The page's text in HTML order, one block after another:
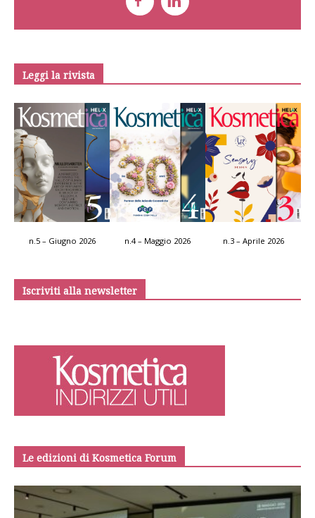
Leggi la rivista
n.5 – Giugno 2026 n.4 – Maggio 2026 n.3 – Aprile 2026
Iscriviti alla newsletter
Le edizioni di Kosmetica Forum